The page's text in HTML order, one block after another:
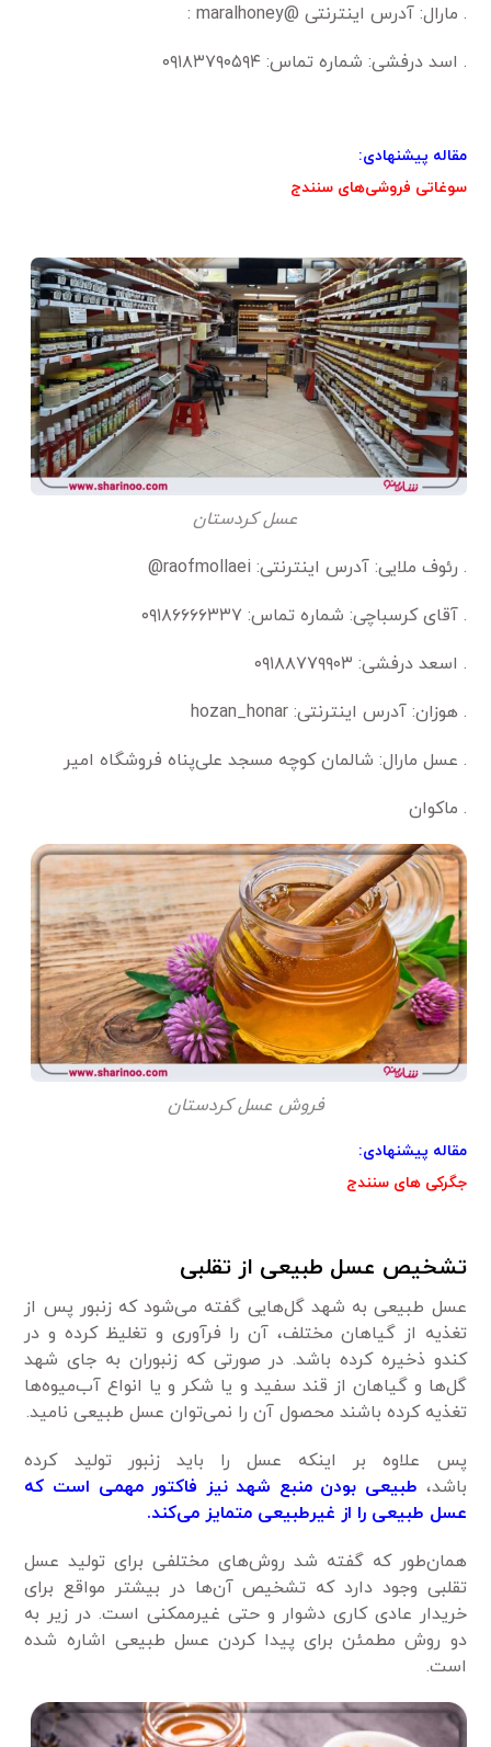
. مارال: آدرس اینترنتی @maralhoney :
. اسد درفشی: شماره تماس: ۰۹۱۸۳۷۹۰۵۹۴
مقاله پیشنهادی:
سوغاتی فروشی‌های سنندج
عسل کردستان
. رئوف ملایی: آدرس اینترنتی: raofmollaei@
. آقای کرسباچی: شماره تماس: ۰۹۱۸۶۶۶۶۳۳۷
. اسعد درفشی: ۰۹۱۸۸۷۷۹۹۰۳
. هوزان: آدرس اینترنتی: hozan_honar
. عسل مارال: شالمان کوچه مسجد علی‌پناه فروشگاه امیر
. ماکوان
فروش عسل کردستان
مقاله پیشنهادی:
جگرکی های سنندج
تشخیص عسل طبیعی از تقلبی
عسل طبیعی به شهد گل‌هایی گفته می‌شود که زنبور پس از
تغذیه از گیاهان مختلف، آن را فرآوری و تغلیظ کرده و در
کندو ذخیره کرده باشد. در صورتی که زنبوران به‌ جای شهد
گل‌ها و گیاهان از قند سفید و یا شکر و یا انواع آب‌میوه‌ها
تغذیه کرده باشند محصول آن را نمی‌توان عسل طبیعی نامید.
پس علاوه بر اینکه عسل را باید زنبور تولید کرده
باشد، طبیعی بودن منبع شهد نیز فاکتور مهمی است که
عسل طبیعی را از غیرطبیعی متمایز می‌کند.
همان‌طور که گفته شد روش‌های مختلفی برای تولید عسل
تقلبی وجود دارد که تشخیص آن‌ها در بیشتر مواقع برای
خریدار عادی کاری دشوار و حتی غیرممکنی است. در زیر به
دو روش مطمئن برای پیدا کردن عسل طبیعی اشاره شده
است.